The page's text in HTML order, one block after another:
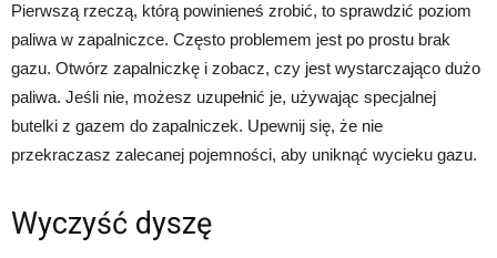
Pierwszą rzeczą, którą powinieneś zrobić, to sprawdzić poziom
paliwa w zapalniczce. Często problemem jest po prostu brak
gazu. Otwórz zapalniczkę i zobacz, czy jest wystarczająco dużo
paliwa. Jeśli nie, możesz uzupełnić je, używając specjalnej
butelki z gazem do zapalniczek. Upewnij się, że nie
przekraczasz zalecanej pojemności, aby uniknąć wycieku gazu.
Wyczyść dyszę